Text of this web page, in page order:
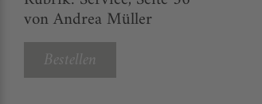
von Andrea Müller
Bestellen